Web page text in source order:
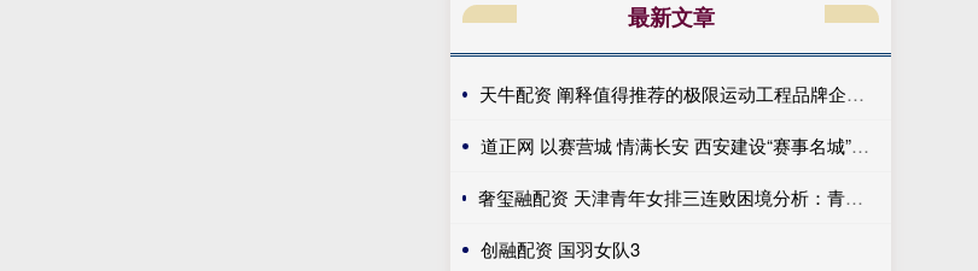
最新文章
天牛配资 阐释值得推荐的极限运动工程品牌企业优势，给你清晰认知
道正网 以赛营城 情满长安 西安建设“赛事名城”再上台阶
奢玺融配资 天津青年女排三连败困境分析：青训衰退与教练能力不足双重挑战
创融配资 国羽女队3